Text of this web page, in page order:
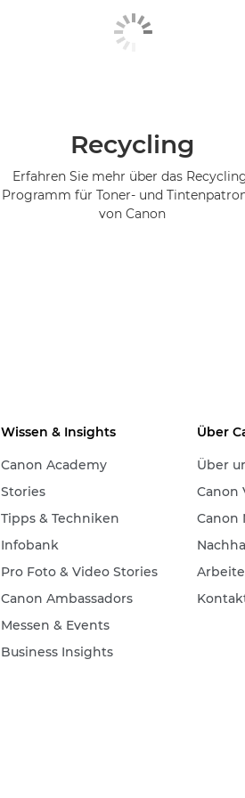
Recycling
Erfahren Sie mehr über das
Programm für Toner- und
von Canon
Wissen & Insights
Canon Academy
Stories
Tipps & Techniken
Infobank
Pro Foto & Video Stories
Canon Ambassadors
Messen & Events
Business Insights
Über
Über
Canon
Canon